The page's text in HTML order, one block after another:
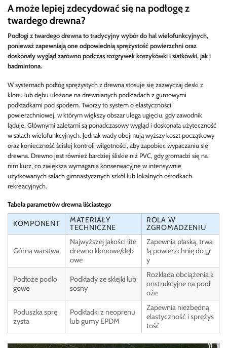
A może lepiej zdecydować się na podłogę z
twardego drewna?
Podłogi z twardego drewna to tradycyjny wybór do hal wielofunkcyjnych,
ponieważ zapewniają one odpowiednią sprężystość powierzchni oraz
doskonały wygląd zarówno podczas rozgrywek koszykówki i siatkówki, jak i
badmintona.
W systemach podłóg sprężystych z drewna stosuje się zazwyczaj deski z
klonu lub dębu ułożone na drewnianych podkładach z gumowymi
podkładkami pod spodem. Tworzy to system o elastyczności
powierzchniowej, w którym większy obszar ulega ugięciu, gdy zawodnik
ląduje. Głównymi zaletami są ponadczasowy wygląd i doskonała użyteczność
w salach wielofunkcyjnych. Jednak wady obejmują wyższy koszt początkowy
oraz konieczność ścisłej kontroli wilgotności, aby zapobiec wypaczaniu się
drewna. Drewno jest również bardziej śliskie niż PVC, gdy gromadzi się na
nim kurz, co zwiększa wymagania konserwacyjne w intensywnie
użytkowanych salach gimnastycznych szkół lub lokalnych ośrodkach
rekreacyjnych.
Tabela parametrów drewna liściastego
KOMPONENT
MATERIAŁY
TECHNICZNE
ROLA W
ZGROMADZENIU
Górna warstwa
Najwyższej jakości lite
drewno klonowe/dęb
owe
Zapewnia płaską, trwa
łą powierzchnię do gr
y
Podłoże podło
gowe
Podkłady ze sklejki lub
sosny
Rozkłada obciążenia k
onstrukcyjne na podł
oże
Poduszka sprę
żysta
Podkładki z neoprenu
lub gumy EPDM
Zapewnia niezbędną
elastyczność i sprężys
tość